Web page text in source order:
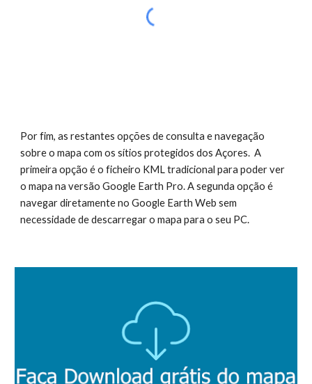
Por fim, as restantes opções de consulta e navegação
sobre o mapa com os sítios protegidos dos Açores. A
primeira opção é o ficheiro KML tradicional para poder ver
o mapa na versão Google Earth Pro. A segunda opção é
navegar diretamente no Google Earth Web sem
necessidade de descarregar o mapa para o seu PC.